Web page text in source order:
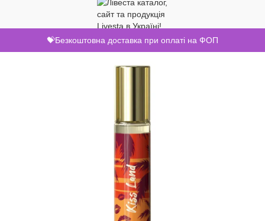
💝Безкоштовна доставка при оплаті на ФОП